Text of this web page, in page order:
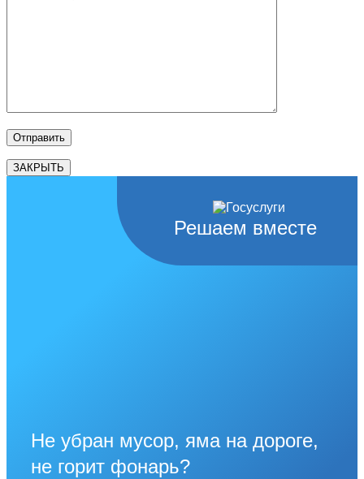
ЗАКРЫТЬ
Решаем вместе
Не убран мусор, яма на дороге,
не горит фонарь?